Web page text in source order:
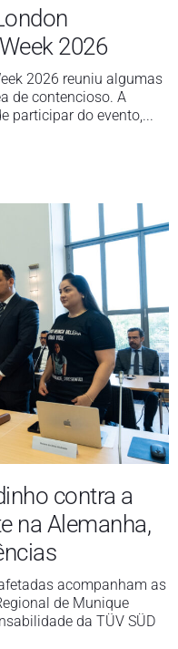
2026
2026 reuniu algumas
de contencioso. A
participar do evento,...
contra a
na Alemanha,
acompanham as
de Munique
da TÜV SÜD